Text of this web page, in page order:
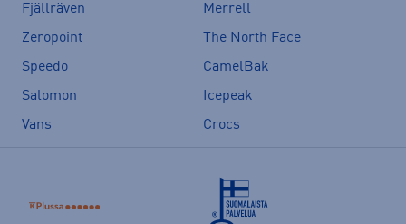
Fjällräven
Merrell
Zeropoint
The North Face
Speedo
CamelBak
Salomon
Icepeak
Vans
Crocs